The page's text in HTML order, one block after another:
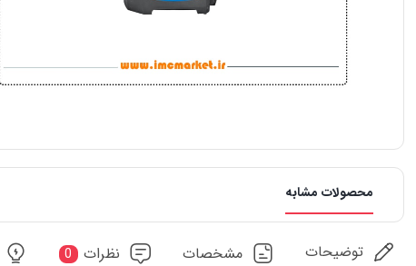
محصولات مشابه
توضیحات مشخصات نظرات 0